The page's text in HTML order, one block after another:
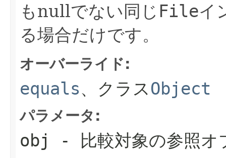
もnullでない同じ Fileイ
る場合だけです。
オーバーライド:
equals、クラスObject
パラメータ:
obj - 比較対象の参照オ